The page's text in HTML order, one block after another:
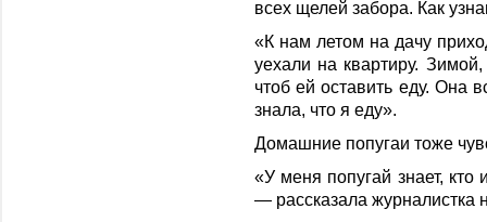
всех щелей забора. Как
«К нам летом на дачу
уехали на квартиру.
чтоб ей оставить еду. Она
знала, что я еду».
Домашние попугаи тоже
«У меня попугай знает, кто
— рассказала журналистка